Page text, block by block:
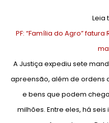
Leia
PF: “Família do Agro”
A Justiça expediu sete
apreensão, além de ordens
e bens que podem
milhões. Entre eles, há